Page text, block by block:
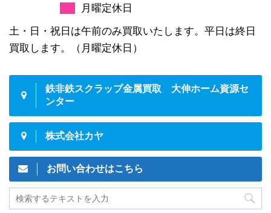
月曜定休日
土・日・祝日は午前のみ買取いたします。平日は終日
買取します。（月曜定休日）
鉄非鉄スクラップ金属買取 大伸ホーム資源セ
ンター
株式会社カヤ
お問い合わせはこちら